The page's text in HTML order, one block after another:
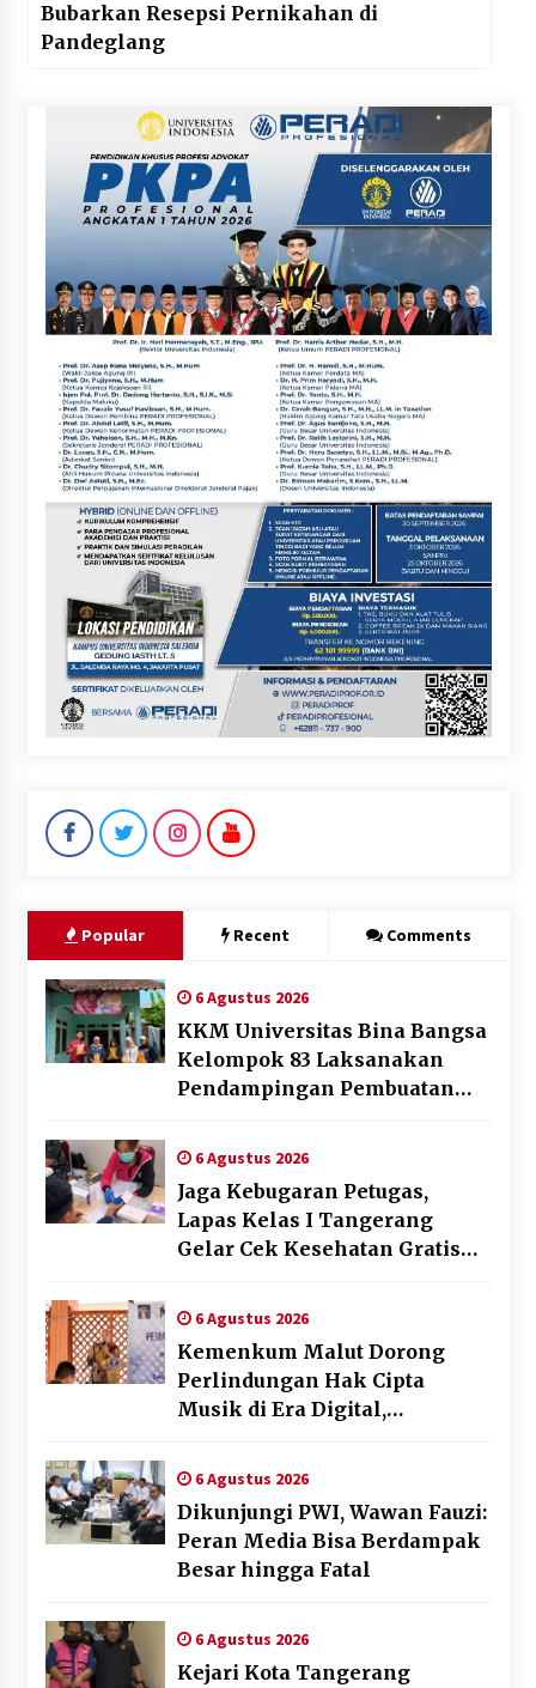
Bubarkan Resepsi Pernikahan di
Pandeglang
Popular Recent Comments
6 Agustus 2026
KKM Universitas Bina Bangsa
Kelompok 83 Laksanakan
Pendampingan Pembuatan
Memperkuat Pemasaran
UMKM di Desa Cempaka
6 Agustus 2026
Jaga Kebugaran Petugas,
Lapas Kelas I Tangerang
Gelar Cek Kesehatan Gratis
6 Agustus 2026
Kemenkum Malut Dorong
Perlindungan Hak Cipta
Musik di Era Digital,
Gratis dan Penguatan Royalti
6 Agustus 2026
Dikunjungi PWI, Wawan Fauzi:
Peran Media Bisa Berdampak
Besar hingga Fatal
6 Agustus 2026
Kejari Kota Tangerang